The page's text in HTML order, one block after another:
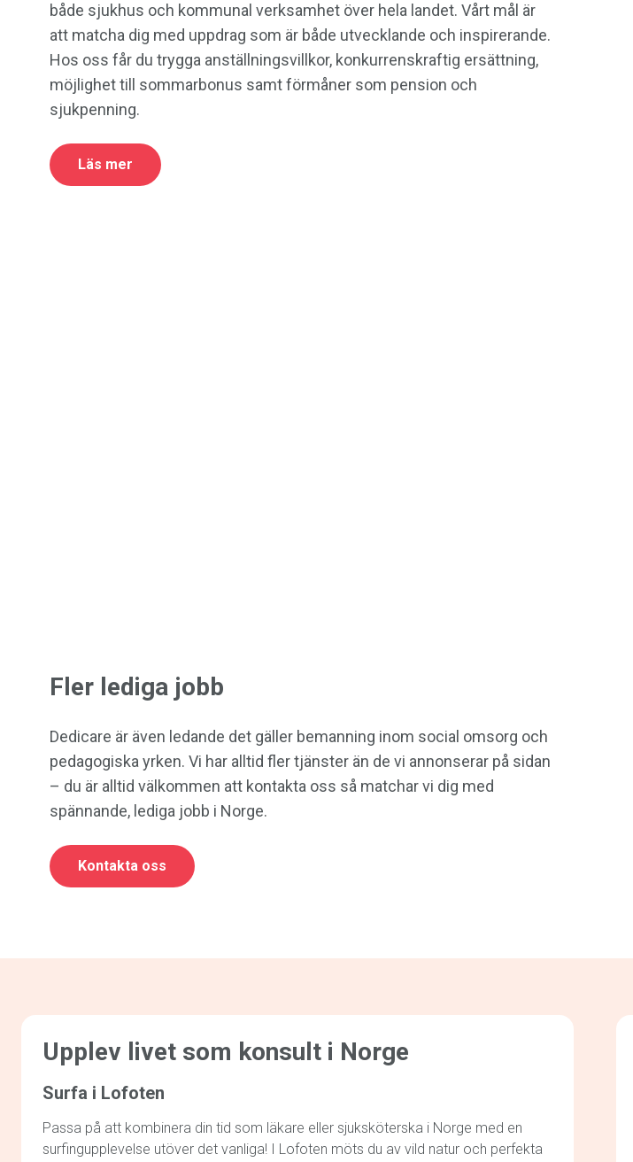
både sjukhus och kommunal verksamhet över hela landet. Vårt mål är
att matcha dig med uppdrag som är både utvecklande och inspirerande.
Hos oss får du trygga anställningsvillkor, konkurrenskraftig ersättning,
möjlighet till sommarbonus samt förmåner som pension och
sjukpenning.
Läs mer
Fler lediga jobb
Dedicare är även ledande det gäller bemanning inom social omsorg och
pedagogiska yrken. Vi har alltid fler tjänster än de vi annonserar på sidan
– du är alltid välkommen att kontakta oss så matchar vi dig med
spännande, lediga jobb i Norge.
Kontakta oss
Upplev livet som konsult i Norge
Surfa i Lofoten
Passa på att kombinera din tid som läkare eller sjuksköterska i Norge med en
surfingupplevelse utöver det vanliga! I Lofoten möts du av vild natur och perfekta